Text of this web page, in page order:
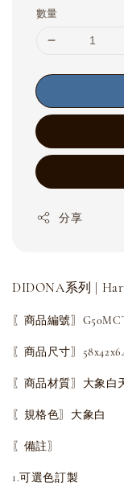
數量
分享
DIDONA系列 |
〖商品編號〗
〖商品尺寸〗
〖商品材質〗大象白
〖規格色〗大象白
〖備註〗
1.可選色訂製